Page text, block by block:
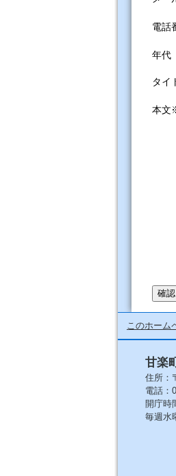
電話
年代
タイ
本文
このホーム
甘楽
住所：
電話：
開庁時
毎週水